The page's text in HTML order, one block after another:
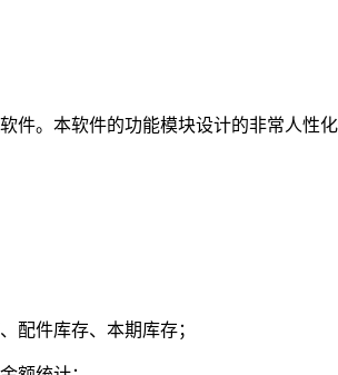
。本软件的功能模块设计的非常人性
件库存、本期库存；